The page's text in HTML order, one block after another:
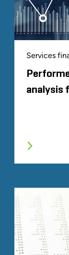
Services
analysis